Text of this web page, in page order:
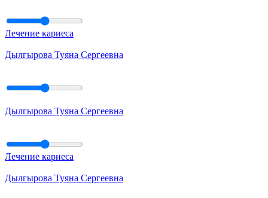
Лечение кариеса
Дылгырова Туяна Сергеевна
Дылгырова Туяна Сергеевна
Лечение кариеса
Дылгырова Туяна Сергеевна